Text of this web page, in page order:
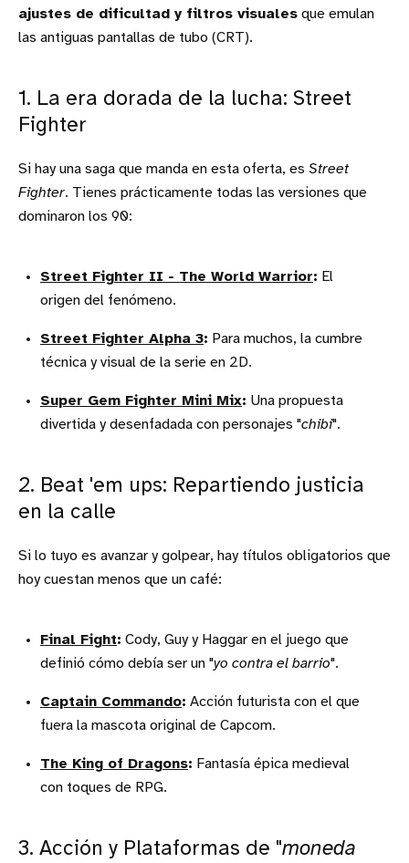
ajustes de dificultad y filtros visuales que emulan
las antiguas pantallas de tubo (CRT).
1. La era dorada de la lucha: Street
Fighter
Si hay una saga que manda en esta oferta, es Street
Fighter. Tienes prácticamente todas las versiones que
dominaron los 90:
Street Fighter II - The World Warrior: El
origen del fenómeno.
Street Fighter Alpha 3: Para muchos, la cumbre
técnica y visual de la serie en 2D.
Super Gem Fighter Mini Mix: Una propuesta
divertida y desenfadada con personajes "chibi".
2. Beat 'em ups: Repartiendo justicia
en la calle
Si lo tuyo es avanzar y golpear, hay títulos obligatorios que
hoy cuestan menos que un café:
Final Fight: Cody, Guy y Haggar en el juego que
definió cómo debía ser un "yo contra el barrio".
Captain Commando: Acción futurista con el que
fuera la mascota original de Capcom.
The King of Dragons: Fantasía épica medieval
con toques de RPG.
3. Acción y Plataformas de "moneda